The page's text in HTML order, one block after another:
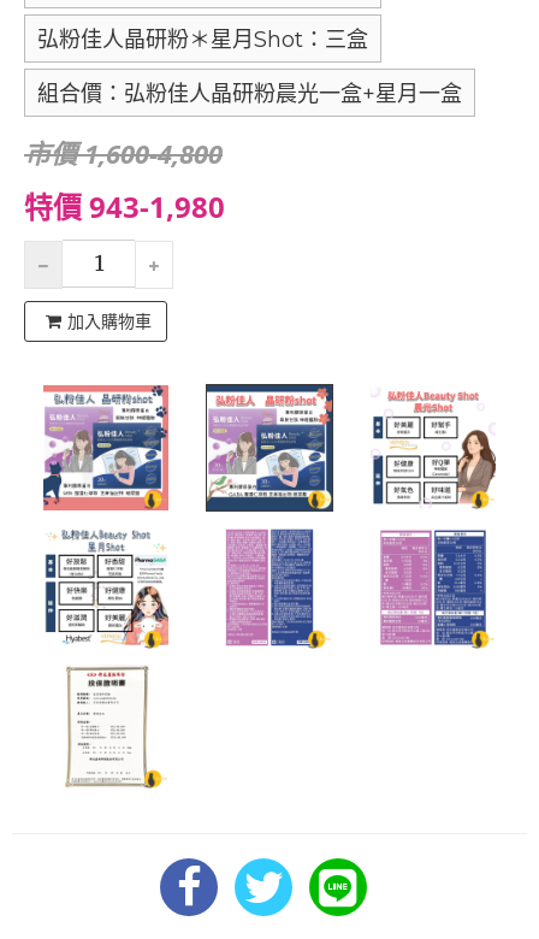
弘粉佳人晶研粉＊星月Shot：三盒
組合價：弘粉佳人晶研粉晨光一盒+星月一盒
市價 1,600-4,800
特價 943-1,980
加入購物車